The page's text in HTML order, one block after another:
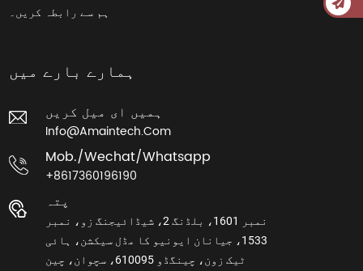
ہم سے رابطہ کریں۔
ہمارے بارے میں
ہمیں ای میل کریں
Info@amaintech.com
Mob./wechat/whatsapp
+8617360196190
پتہ
نمبر 1601، بلڈنگ 2، شیڈائیجنگ زو، نمبر
1533، جیانان ایونیو کا مڈل سیکشن، ہائی
ٹیک زون، چینگڈو 610095، سچوان، چین